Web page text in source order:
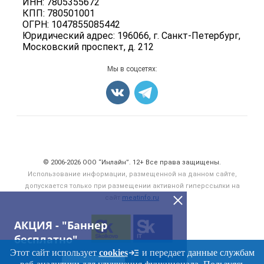
АКЦИЯ - "Баннер
бесплатно"
ИНН: 7805355672
КПП: 780501001
ОГРН: 1047855085442
Юридический адрес: 196066, г. Санкт-Петербург,
Московский проспект, д. 212
Мониторинг
Вакансии
Мясные снеки
Яйца
Карта объявлений
Мы в соцсетях:
© 2006‑2026 ООО “Инлайн”. 12+ Все права защищены.
Использование информации, размещенной на данном сайте,
допускается только при размещении активной гиперссылки на
meatinfo.ru
Этот сайт использует cookies
и передает данные службам